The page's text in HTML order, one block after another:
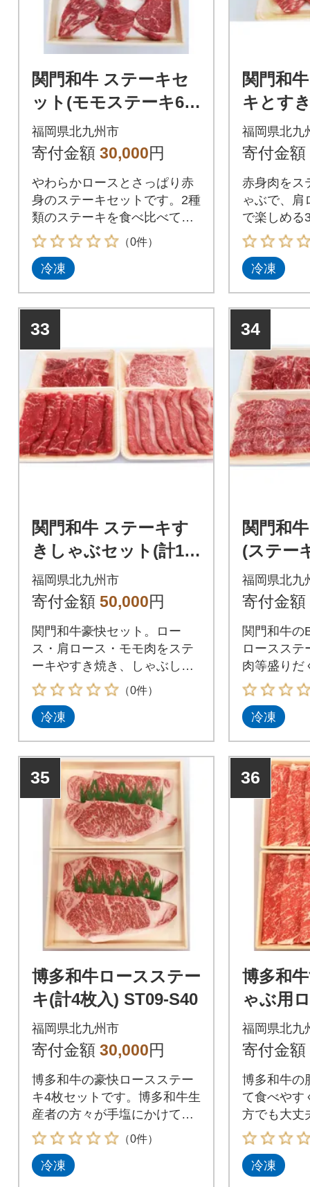
関門和牛 ステーキセ
ット(モモステーキ6～
7枚、ロースステーキ
2枚) ST42-S30
福岡県北九州市
寄付金額 30,000円
やわらかロースとさっぱり赤
身のステーキセットです。2種
類のステーキを食べ比べてく
ださい!
（0件）
冷凍
関門和
キとす
ト(計
0
福岡県北九
寄付金額
赤身肉をス
ゃぶで、肩
で楽しめる
冷凍
33
関門和牛 ステーキす
きしゃぶセット(計1.6
kg) ST45-S50
福岡県北九州市
寄付金額 50,000円
関門和牛豪快セット。ロー
ス・肩ロース・モモ肉をステ
ーキやすき焼き、しゃぶしゃ
ぶでお楽しみください!
（0件）
冷凍
34
関門和牛 BBQセッ
(ステー
種 計
0
福岡県北九
寄付金額
関門和牛の
ロースステ
肉等盛りだ
す!
冷凍
35
博多和牛ロースステー
キ(計4枚入) ST09-S40
福岡県北九州市
寄付金額 30,000円
博多和牛の豪快ロースステー
キ4枚セットです。博多和牛生
産者の方々が手塩にかけて育
てました。
（0件）
冷凍
36
博多和
ゃぶ用
ス(計
福岡県北九
寄付金額
博多和牛の
て食べやす
方でも大丈
を楽しめま
冷凍